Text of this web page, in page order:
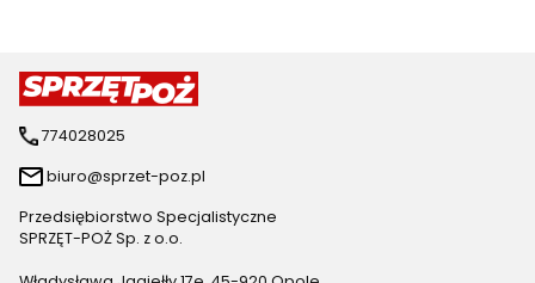
774028025
biuro@sprzet-poz.pl
Przedsiębiorstwo Specjalistyczne
SPRZĘT-POŻ Sp. z o.o.